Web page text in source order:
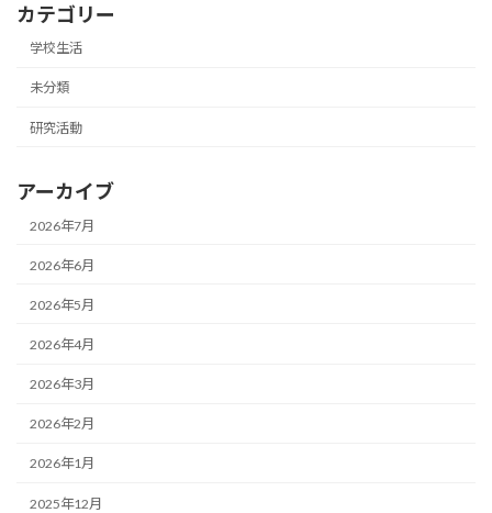
カテゴリー
学校生活
未分類
研究活動
アーカイブ
2026年7月
2026年6月
2026年5月
2026年4月
2026年3月
2026年2月
2026年1月
2025年12月